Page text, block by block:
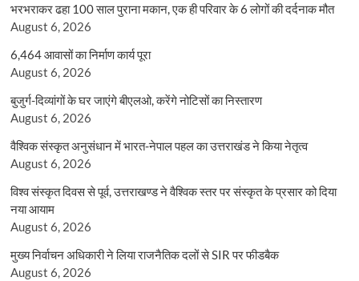
भरभराकर ढहा 100 साल पुराना मकान, एक ही परिवार के 6 लोगों की दर्दनाक मौत
August 6, 2026
6,464 आवासों का निर्माण कार्य पूरा
August 6, 2026
बुजुर्ग-दिव्यांगों के घर जाएंगे बीएलओ, करेंगे नोटिसों का निस्तारण
August 6, 2026
वैश्विक संस्कृत अनुसंधान में भारत-नेपाल पहल का उत्तराखंड ने किया नेतृत्व
August 6, 2026
विश्व संस्कृत दिवस से पूर्व, उत्तराखण्ड ने वैश्विक स्तर पर संस्कृत के प्रसार को दिया
नया आयाम
August 6, 2026
मुख्य निर्वाचन अधिकारी ने लिया राजनैतिक दलों से SIR पर फीडबैक
August 6, 2026